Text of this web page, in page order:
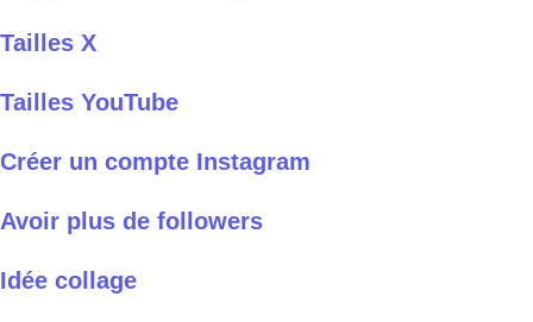
Tailles X
Tailles YouTube
Créer un compte Instagram
Avoir plus de followers
Idée collage